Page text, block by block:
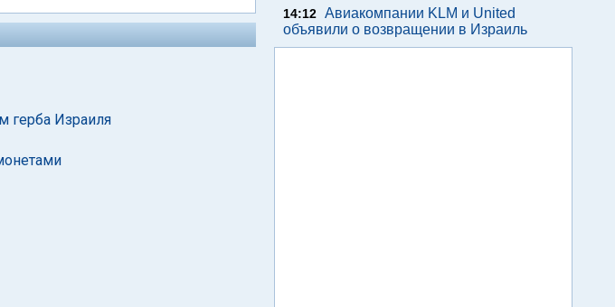
герба Израиля
14:12 Авиакомпании KLM и United
объявили о возвращении в Израиль